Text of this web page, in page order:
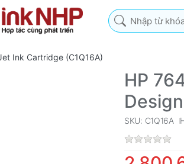
Nhập từ khóa tìm
Ink Cartridge (C1Q16A)
HP
SKU: C1Q16A